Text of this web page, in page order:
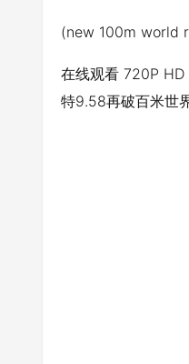
(new 100m world
在线观看 720P HD
特9.58再破百米世